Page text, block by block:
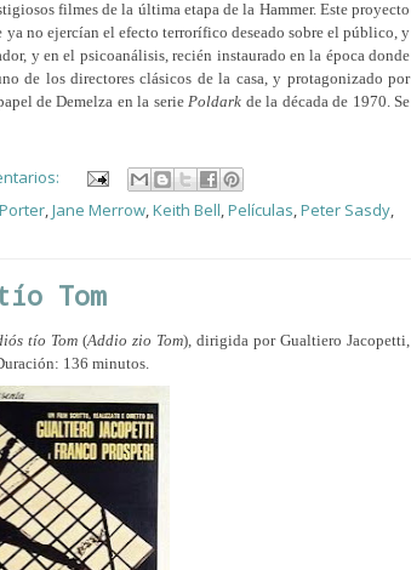
filmes de la última etapa de la Hammer. Este proyecto
no ejercían el efecto terrorífico deseado sobre el público, y
y en el psicoanálisis, recién instaurado en la época donde
de los directores clásicos de la casa, y protagonizado por
de Demelza en la serie Poldark de la década de 1970. Se
,Jane Merrow,Keith Bell,Películas,Peter Sasdy,
Tom
tío Tom (Addio zio Tom), dirigida por Gualtiero Jacopetti,
136 minutos.